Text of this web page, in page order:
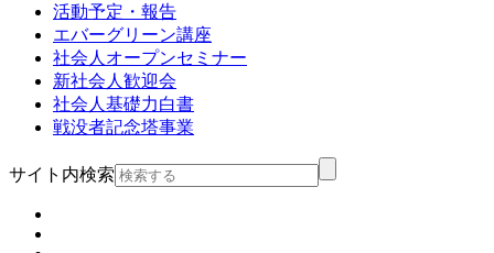
活動予定・報告
エバーグリーン講座
社会人オープンセミナー
新社会人歓迎会
社会人基礎力白書
戦没者記念塔事業
サイト内検索